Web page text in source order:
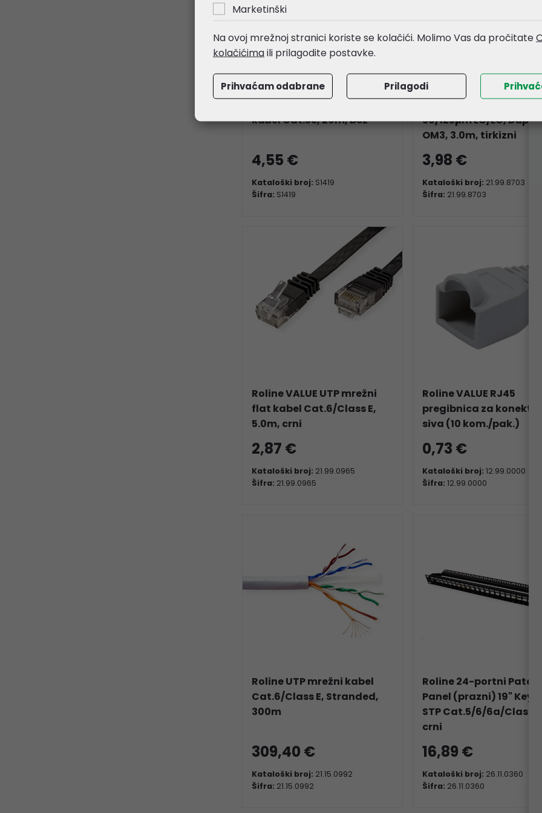
kabel Cat.5e, 20m, bež
4,55 €
Kataloški broj: S1419
Šifra: S1419
50/125µm LC/LC,
OM3, 3.0m, tirkizni
3,98 €
Kataloški broj: 21.99.8703
Šifra: 21.99.8703
Roline VALUE UTP mrežni
flat kabel Cat.6/Class E,
5.0m, crni
2,87 €
Kataloški broj: 21.99.0965
Šifra: 21.99.0965
Roline VALUE RJ45
pregibnica za konektor,
siva (10 kom./pak.)
0,73 €
Kataloški broj: 12.99.0000
Šifra: 12.99.0000
Roline UTP mrežni kabel
Cat.6/Class E, Stranded,
300m
309,40 €
Kataloški broj: 21.15.0992
Šifra: 21.15.0992
Roline 24-portni Patch
Panel (prazni) 19"
STP Cat.5/6/6a/Class E,
crni
16,89 €
Kataloški broj: 26.11.0360
Šifra: 26.11.0360
Marketinški
Na ovoj mrežnoj stranici koriste se kolačići. Molimo Vas da pročitate
kolačićimaili prilagodite postavke.
Prihvaćam odabrane Prilagodi